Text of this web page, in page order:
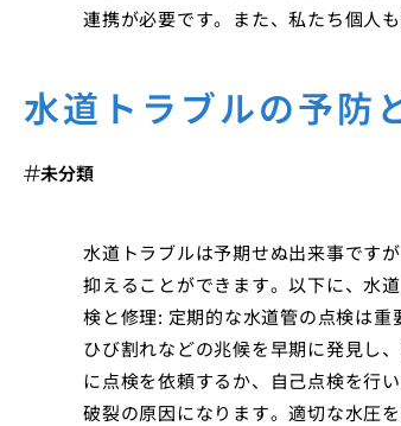
連携が必要です。また、私たち個人
水道トラブルの予防
未分類
水道トラブルは予期せぬ出来事です
抑えることができます。以下に、水
検と修理: 定期的な水道管の点検は重
ひび割れなどの兆候を早期に発見し
に点検を依頼するか、自己点検を行
破裂の原因になります。適切な水圧